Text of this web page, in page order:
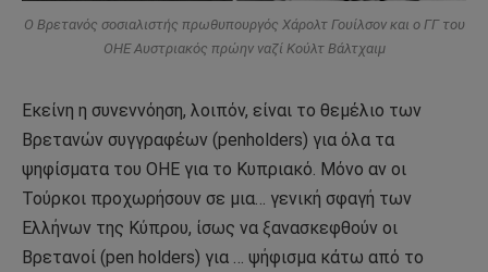
Ο Βρετανός σοσιαλιστής πρωθυπουργός Χάρολτ Γουίλσον και ο ΓΓ του
ΟΗΕ Αυστριακός πρώην ναζί Κούλτ Βάλτχαιμ
Εκείνη η συνεννόηση, λοιπόν, είναι το θεμέλιο των
Βρετανών συγγραφέων (penholders) για όλα τα
ψηφίσματα του ΟΗΕ για το Κυπριακό. Μόνο αν οι
Τούρκοι προχωρήσουν σε μια… γενική σφαγή των
Ελλήνων της Κύπρου, ίσως να ξανασκεφθούν οι
Βρετανοί (pen holders) για … ψήφισμα κάτω από το